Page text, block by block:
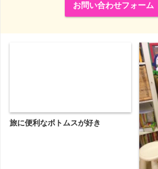
お問い合わせフォーム
旅に便利なボトムスが好き